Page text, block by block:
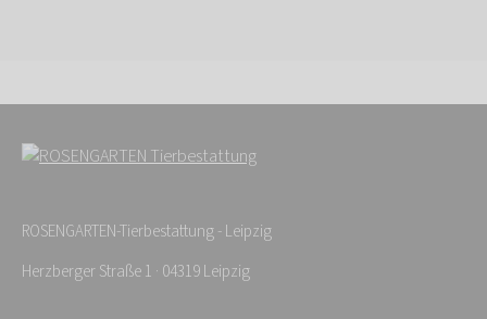
ROSENGARTEN-Tierbestattung - Leipzig
Herzberger Straße 1 · 04319 Leipzig